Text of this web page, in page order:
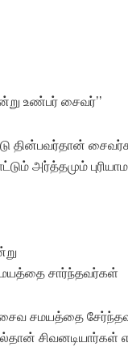
உண்பர் சைவர்’’
தின்பவர்தான்
அர்த்தமும்
சார்ந்தவர்கள்
சமயத்தை
சிவனடியார்கள்